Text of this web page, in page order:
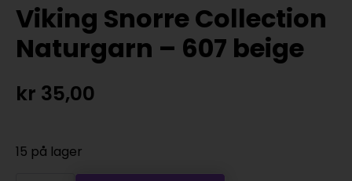
Viking Snorre Collection
Naturgarn – 607 beige
kr 35,00
15 på lager